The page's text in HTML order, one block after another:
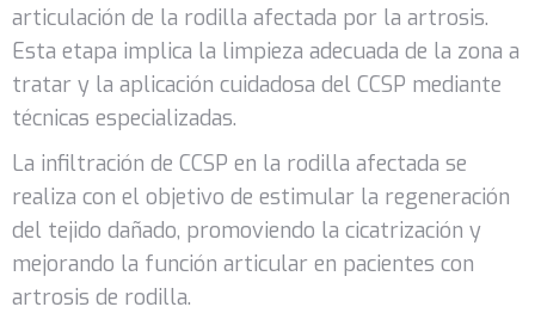
articulación de la rodilla afectada por la artrosis.
Esta etapa implica la limpieza adecuada de la zona a
tratar y la aplicación cuidadosa del CCSP mediante
técnicas especializadas.
La infiltración de CCSP en la rodilla afectada se
realiza con el objetivo de estimular la regeneración
del tejido dañado, promoviendo la cicatrización y
mejorando la función articular en pacientes con
artrosis de rodilla.